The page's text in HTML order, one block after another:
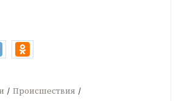
Происшествия